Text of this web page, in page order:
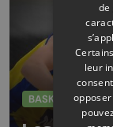
BASKET
de
leur
opposer